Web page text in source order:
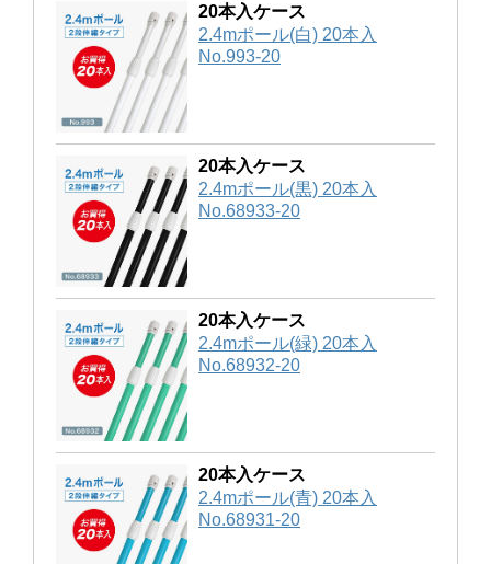
20本入ケース
2.4mポール(白) 20本入
No.993-20
20本入ケース
2.4mポール(黒) 20本入
No.68933-20
20本入ケース
2.4mポール(緑) 20本入
No.68932-20
20本入ケース
2.4mポール(青) 20本入
No.68931-20